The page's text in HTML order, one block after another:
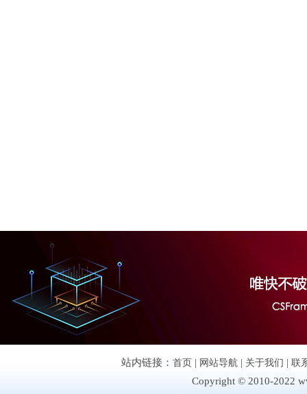
站内链接： 首页 | 网站导航 | 关于我们 | 联
Copyright © 2010-2022